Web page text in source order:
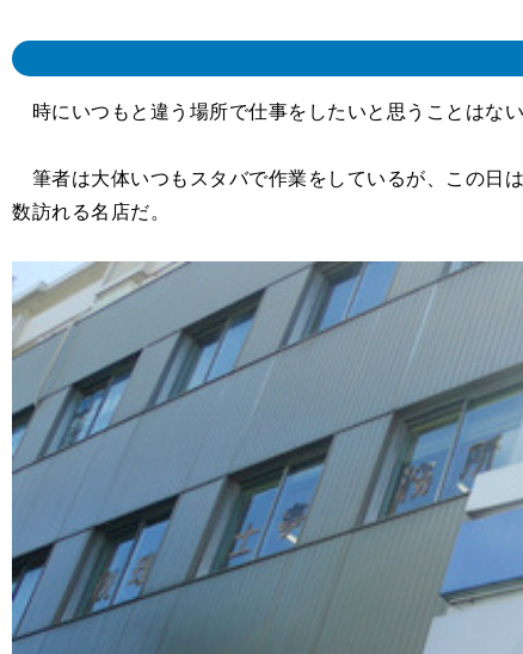
時にいつもと違う場所で仕事をしたいと思うことはな
筆者は大体いつもスタバで作業をしているが、この日
数訪れる名店だ。